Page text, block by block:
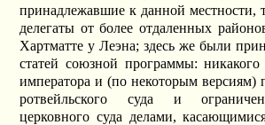
принадлежавшие к данной местности,
делегаты от более отдаленных
Хартматте у Леэна; здесь же были
статей союзной программы:
императора и (по некоторым версиям)
ротвейльского суда и
церковного суда делами,